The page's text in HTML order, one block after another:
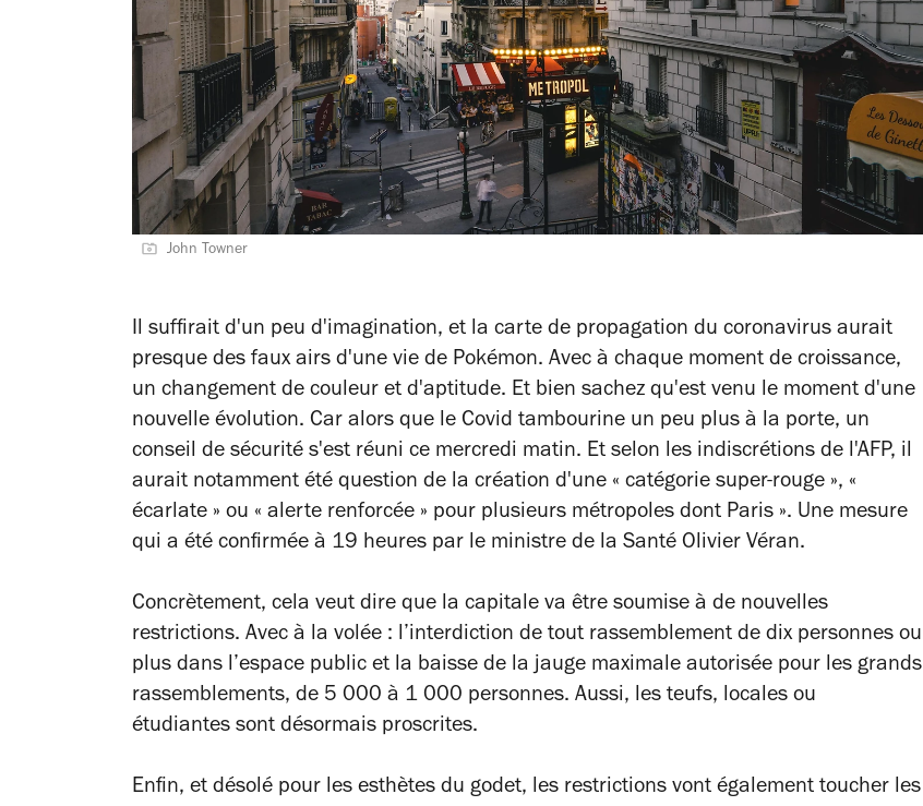
John Towner
Il suffirait d'un peu d'imagination, et la carte de propagation du coronavirus aurait
presque des faux airs d'une vie de Pokémon. Avec à chaque moment de croissance,
un changement de couleur et d'aptitude. Et bien sachez qu'est venu le moment d'une
nouvelle évolution. Car alors que le Covid tambourine un peu plus à la porte, un
conseil de sécurité s'est réuni ce mercredi matin. Et selon les indiscrétions de l'AFP, il
aurait notamment été question de la création d'une « catégorie super-rouge », «
écarlate » ou « alerte renforcée » pour plusieurs métropoles dont Paris ». Une mesure
qui a été confirmée à 19 heures par le ministre de la Santé Olivier Véran.
Concrètement, cela veut dire que la capitale va être soumise à de nouvelles
restrictions. Avec à la volée : l’interdiction de tout rassemblement de dix personnes ou
plus dans l’espace public et la baisse de la jauge maximale autorisée pour les grands
rassemblements, de 5 000 à 1 000 personnes. Aussi, les teufs, locales ou
étudiantes sont désormais proscrites.
Enfin, et désolé pour les esthètes du godet, les restrictions vont également toucher les